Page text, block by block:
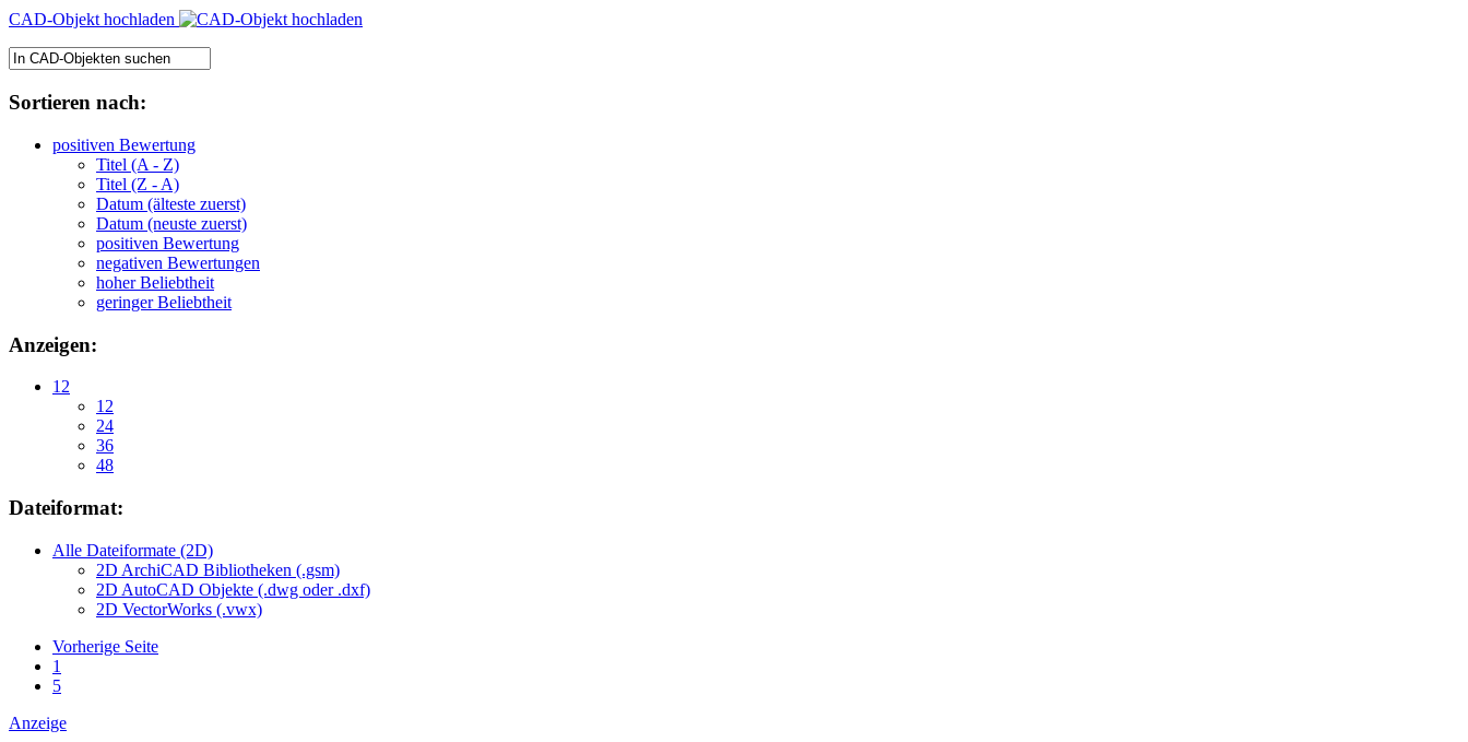
CAD-Objekt hochladen
Sortieren nach:
positiven Bewertung
Titel (A - Z)
Titel (Z - A)
Datum (älteste zuerst)
Datum (neuste zuerst)
positiven Bewertung
negativen Bewertungen
hoher Beliebtheit
geringer Beliebtheit
Anzeigen:
12
12
24
36
48
Dateiformat:
Alle Dateiformate (2D)
2D ArchiCAD Bibliotheken (.gsm)
2D AutoCAD Objekte (.dwg oder .dxf)
2D VectorWorks (.vwx)
Vorherige Seite
1
5
Anzeige